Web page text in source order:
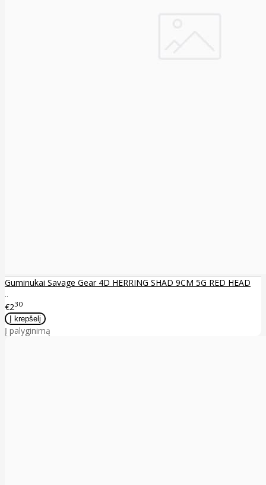
Guminukai Savage Gear 4D HERRING SHAD 9CM 5G RED HEAD
..
€230
Į palyginimą